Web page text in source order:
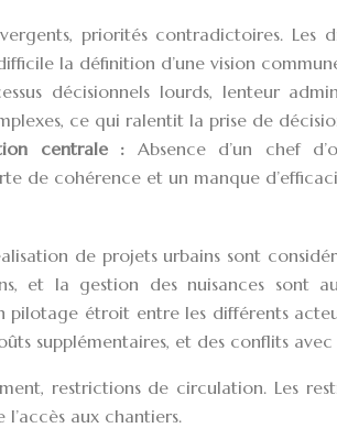
priorités contradictoires. Les
la définition d’une vision
décisionnels lourds, lenteur
ce qui ralentit la prise de
centrale : Absence d’un chef
de cohérence et un manque
de projets urbains sont
et la gestion des nuisances sont
étroit entre les différents
supplémentaires, et des conflits avec
restrictions de circulation. Les
aux chantiers.